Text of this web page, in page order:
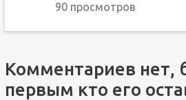
90 просмотров
Комментариев нет,
первым кто его